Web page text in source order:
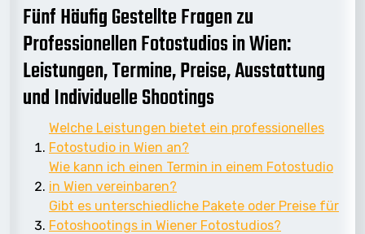
Fünf Häufig Gestellte Fragen zu
Professionellen Fotostudios in Wien:
Leistungen, Termine, Preise, Ausstattung
und Individuelle Shootings
Welche Leistungen bietet ein professionelles
Fotostudio in Wien an?
Wie kann ich einen Termin in einem Fotostudio
in Wien vereinbaren?
Gibt es unterschiedliche Pakete oder Preise für
Fotoshootings in Wiener Fotostudios?